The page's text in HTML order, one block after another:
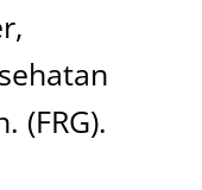
(FRG).